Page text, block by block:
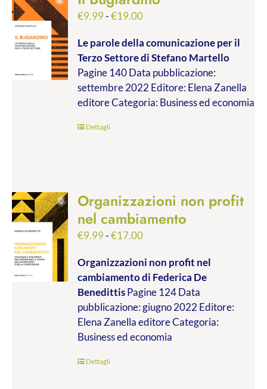
€9.99-€19.00Fascia
prezzo:
da
€9.99
a
€19.00
Le parole della comunicazione per il
Terzo Settoredi Stefano Martello
Pagine 140 Data pubblicazione:
settembre 2022 Editore: Elena Zanella
editore Categoria: Business ed economia
Dettagli
Organizzazioni non profit
nel cambiamento
€9.99-€17.00Fascia
prezzo:
da
€9.99
a
€17.00
Organizzazioni non profit nel
cambiamentodi Federica De
BenedittisPagine 124 Data
pubblicazione: giugno 2022 Editore:
Elena Zanella editore Categoria:
Business ed economia
Dettagli